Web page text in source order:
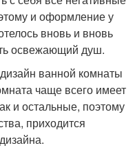
и оформление у
вновь и вновь
освежающий душ.
ванной комнаты
чаще всего имеет
и остальные, поэтому
приходится